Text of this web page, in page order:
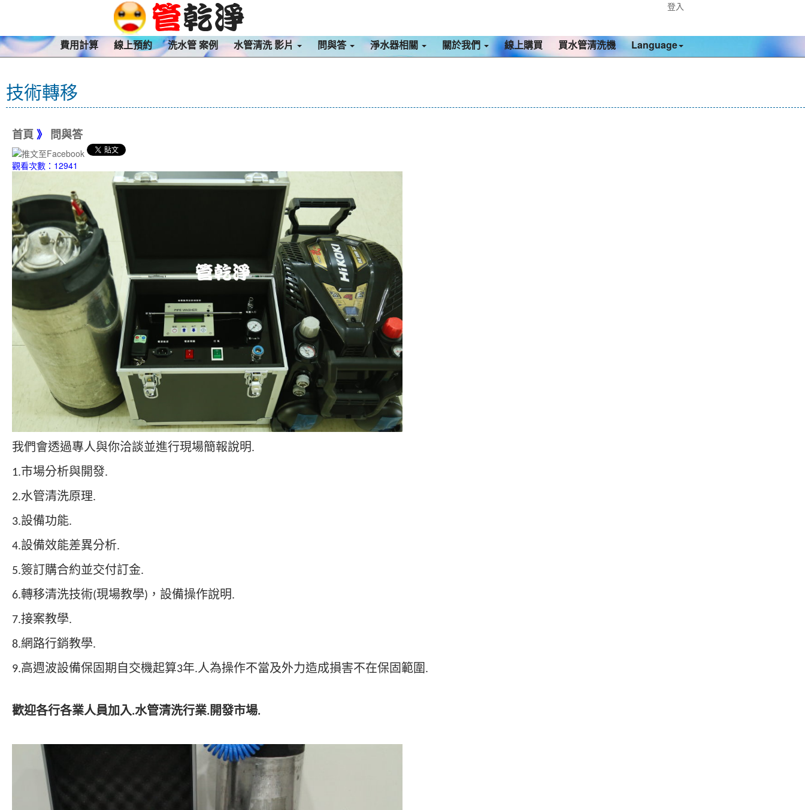
登入
費用計算 線上預約 洗水管 案例 水管清洗 影片 問與答 淨水器相關 關於我們 線上購買 買水管清洗機 Language
技術轉移
首頁 》 問與答
觀看次數：12941
我們會透過專人與你洽談並進行現場簡報說明.
1.市場分析與開發.
2.水管清洗原理.
3.設備功能.
4.設備效能差異分析.
5.簽訂購合約並交付訂金.
6.轉移清洗技術(現場教學)，設備操作說明.
7.接案教學.
8.網路行銷教學.
9.高週波設備保固期自交機起算3年.人為操作不當及外力造成損害不在保固範圍.
歡迎各行各業人員加入.水管清洗行業.開發市場.